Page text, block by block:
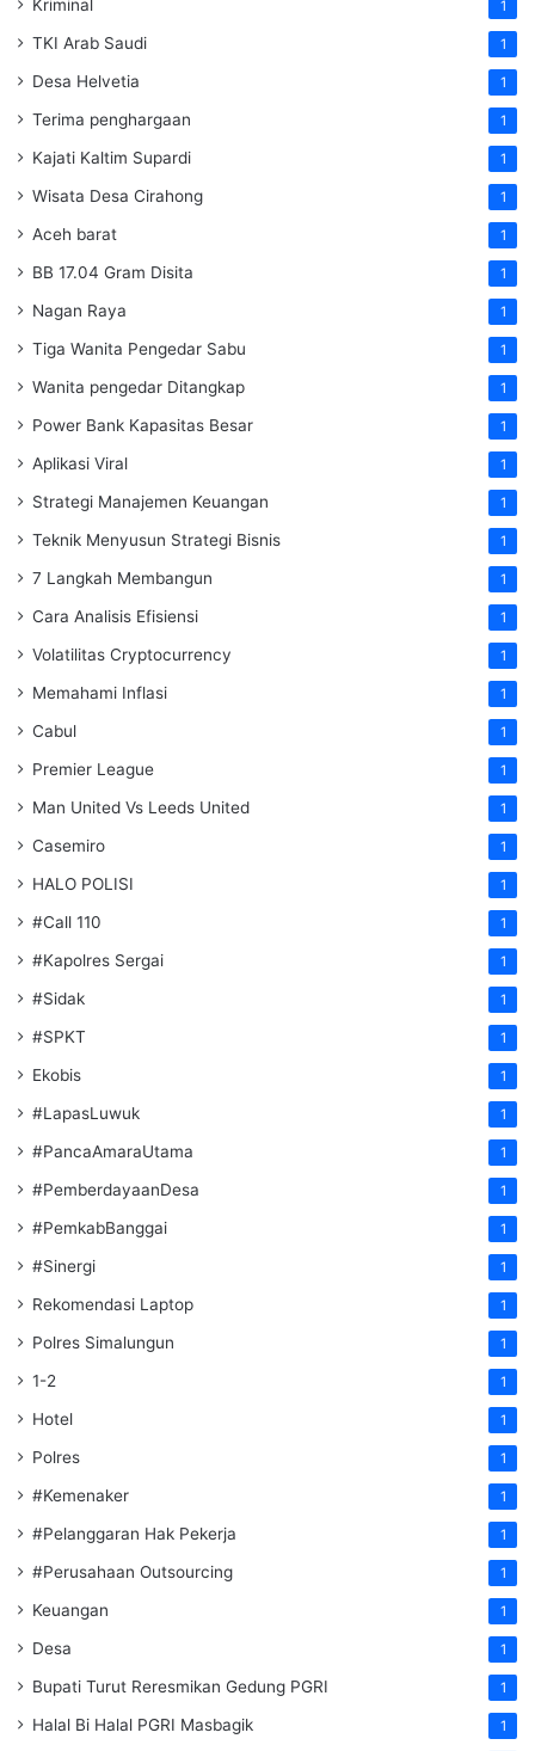
Kriminal 1
TKI Arab Saudi 1
Desa Helvetia 1
Terima penghargaan 1
Kajati Kaltim Supardi 1
Wisata Desa Cirahong 1
Aceh barat 1
BB 17.04 Gram Disita 1
Nagan Raya 1
Tiga Wanita Pengedar Sabu 1
Wanita pengedar Ditangkap 1
Power Bank Kapasitas Besar 1
Aplikasi Viral 1
Strategi Manajemen Keuangan 1
Teknik Menyusun Strategi Bisnis 1
7 Langkah Membangun 1
Cara Analisis Efisiensi 1
Volatilitas Cryptocurrency 1
Memahami Inflasi 1
Cabul 1
Premier League 1
Man United Vs Leeds United 1
Casemiro 1
HALO POLISI 1
#Call 110 1
#Kapolres Sergai 1
#Sidak 1
#SPKT 1
Ekobis 1
#LapasLuwuk 1
#PancaAmaraUtama 1
#PemberdayaanDesa 1
#PemkabBanggai 1
#Sinergi 1
Rekomendasi Laptop 1
Polres Simalungun 1
1-2 1
Hotel 1
Polres 1
#Kemenaker 1
#Pelanggaran Hak Pekerja 1
#Perusahaan Outsourcing 1
Keuangan 1
Desa 1
Bupati Turut Reresmikan Gedung PGRI 1
Halal Bi Halal PGRI Masbagik 1